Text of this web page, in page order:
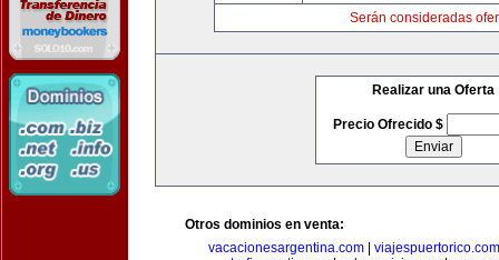
Serán consideradas
Realizar una Oferta
Precio Ofrecido $
Otros dominios en venta:
vacacionesargentina.com
viajespuertorico.com